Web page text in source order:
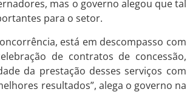
mas o governo alegou que tal
para o setor.
está em descompasso com
de contratos de concessão,
da prestação desses serviços com
resultados”, alega o governo na